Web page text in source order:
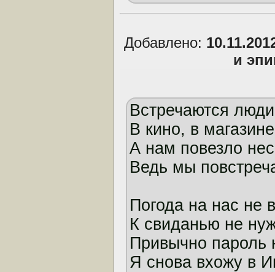
Добавлено:
и
Встречаются
В кино, в
А нам повезло
Ведь мы
Погода на нас не
К свиданью не
Привычно пароль
Я снова вхожу в